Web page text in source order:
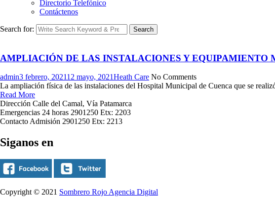
Directorio Telefónico
Contáctenos
Search for: Search
AMPLIACIÓN DE LAS INSTALACIONES Y EQUIPAMIENTO
admin3 febrero, 202112 mayo, 2021Heath Care No Comments
La ampliación física de las instalaciones del Hospital Municipal de Cuenca que se
Read More
Dirección Calle del Camal, Vía Patamarca
Emergencias 24 horas 2901250 Etx: 2203
Contacto Admisión 2901250 Etx: 2213
Siganos en
Copyright © 2021 Sombrero Rojo Agencia Digital